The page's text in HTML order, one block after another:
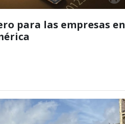
para las empresas en